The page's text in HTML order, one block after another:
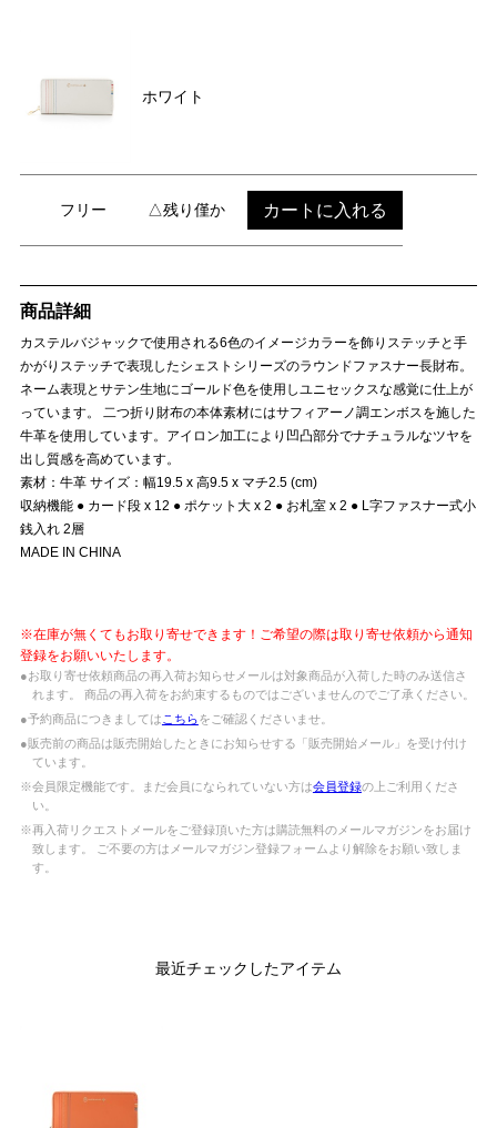
ホワイト
フリー △残り僅か カートに入れる
商品詳細
カステルバジャックで使用される6色のイメージカラーを飾りステッチと手
かがりステッチで表現したシェストシリーズのラウンドファスナー長財布。
ネーム表現とサテン生地にゴールド色を使用しユニセックスな感覚に仕上が
っています。 二つ折り財布の本体素材にはサフィアーノ調エンボスを施した
牛革を使用しています。アイロン加工により凹凸部分でナチュラルなツヤを
出し質感を高めています。
素材：牛革 サイズ：幅19.5 x 高9.5 x マチ2.5 (cm)
収納機能 ● カード段 x 12 ● ポケット大 x 2 ● お札室 x 2 ● L字ファスナー式小
銭入れ 2層
MADE IN CHINA
※在庫が無くてもお取り寄せできます！ご希望の際は取り寄せ依頼から通知
登録をお願いいたします。
●お取り寄せ依頼商品の再入荷お知らせメールは対象商品が入荷した時のみ送信さ
れます。 商品の再入荷をお約束するものではございませんのでご了承ください。
●予約商品につきましては こちらをご確認くださいませ。
●販売前の商品は販売開始したときにお知らせする「販売開始メール」を受け付け
ています。
※会員限定機能です。まだ会員になられていない方は会員登録の上ご利用くださ
い。
※再入荷リクエストメールをご登録頂いた方は購読無料のメールマガジンをお届け
致します。 ご不要の方はメールマガジン登録フォームより解除をお願い致しま
す。
最近チェックしたアイテム